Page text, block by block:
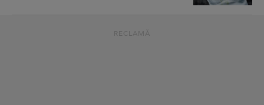
RECLAMĂ